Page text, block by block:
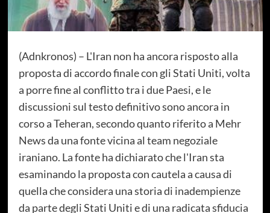
(Adnkronos) – L'Iran non ha ancora risposto alla
proposta di accordo finale con gli Stati Uniti, volta
a porre fine al conflitto tra i due Paesi, e le
discussioni sul testo definitivo sono ancora in
corso a Teheran, secondo quanto riferito a Mehr
News da una fonte vicina al team negoziale
iraniano. La fonte ha dichiarato che l'Iran sta
esaminando la proposta con cautela a causa di
quella che considera una storia di inadempienze
da parte degli Stati Uniti e di una radicata sfiducia